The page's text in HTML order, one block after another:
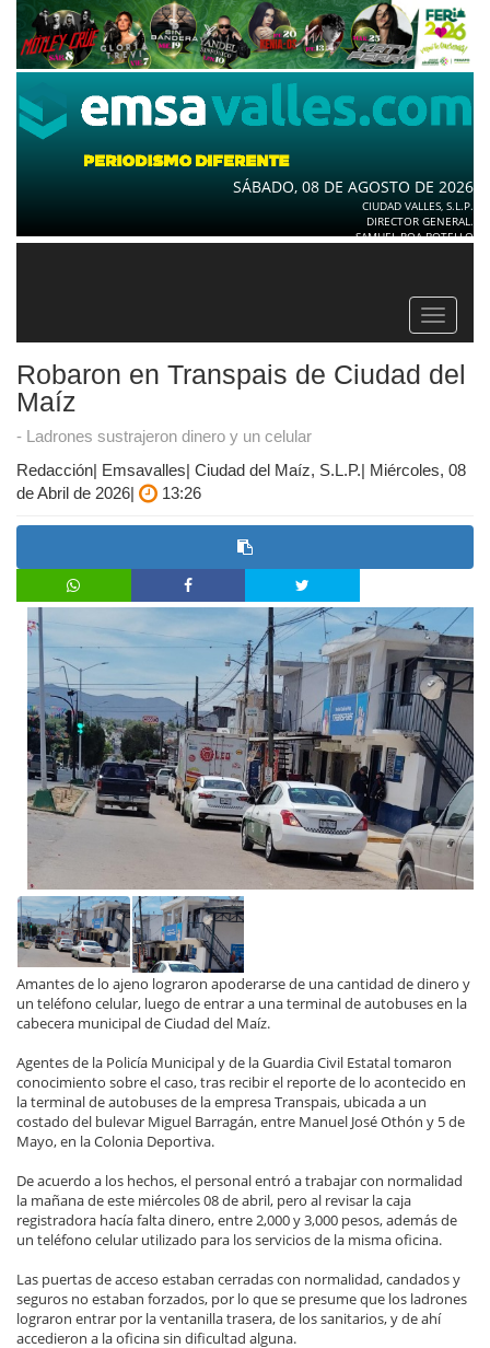
SÁBADO, 08 DE AGOSTO DE 2026
CIUDAD VALLES, S.L.P.
DIRECTOR GENERAL.
SAMUEL ROA BOTELLO
Toggle
Robaron en Transpais de Ciudad del
Maíz
- Ladrones sustrajeron dinero y un celular
Redacción| Emsavalles| Ciudad del Maíz, S.L.P.| Miércoles, 08
de Abril de 2026|
13:26
Amantes de lo ajeno lograron apoderarse de una cantidad de dinero y
un teléfono celular, luego de entrar a una terminal de autobuses en la
cabecera municipal de Ciudad del Maíz.
Agentes de la Policía Municipal y de la Guardia Civil Estatal tomaron
conocimiento sobre el caso, tras recibir el reporte de lo acontecido en
la terminal de autobuses de la empresa Transpais, ubicada a un
costado del bulevar Miguel Barragán, entre Manuel José Othón y 5 de
Mayo, en la Colonia Deportiva.
De acuerdo a los hechos, el personal entró a trabajar con normalidad
la mañana de este miércoles 08 de abril, pero al revisar la caja
registradora hacía falta dinero, entre 2,000 y 3,000 pesos, además de
un teléfono celular utilizado para los servicios de la misma oficina.
Las puertas de acceso estaban cerradas con normalidad, candados y
seguros no estaban forzados, por lo que se presume que los ladrones
lograron entrar por la ventanilla trasera, de los sanitarios, y de ahí
accedieron a la oficina sin dificultad alguna.